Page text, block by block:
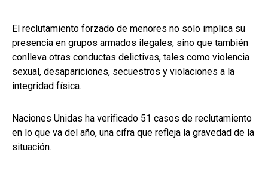
El reclutamiento forzado de menores no solo implica su
presencia en grupos armados ilegales, sino que también
conlleva otras conductas delictivas, tales como violencia
sexual, desapariciones, secuestros y violaciones a la
integridad física.
Naciones Unidas ha verificado 51 casos de reclutamiento
en lo que va del año, una cifra que refleja la gravedad de la
situación.